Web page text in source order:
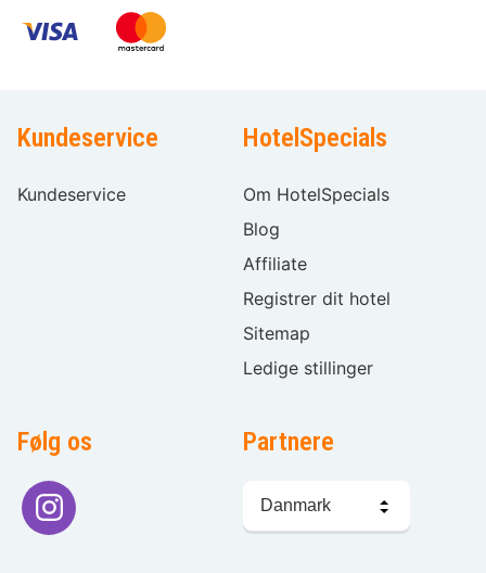
Kundeservice
Kundeservice
HotelSpecials
Om HotelSpecials
Blog
Affiliate
Registrer dit hotel
Sitemap
Ledige stillinger
Følg os Partnere